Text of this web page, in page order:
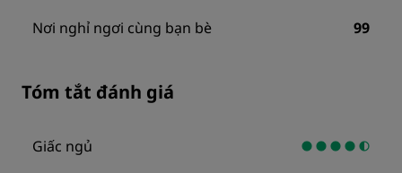
Nơi nghỉ ngơi cùng bạn bè 99
Tóm tắt đánh giá
Giấc ngủ